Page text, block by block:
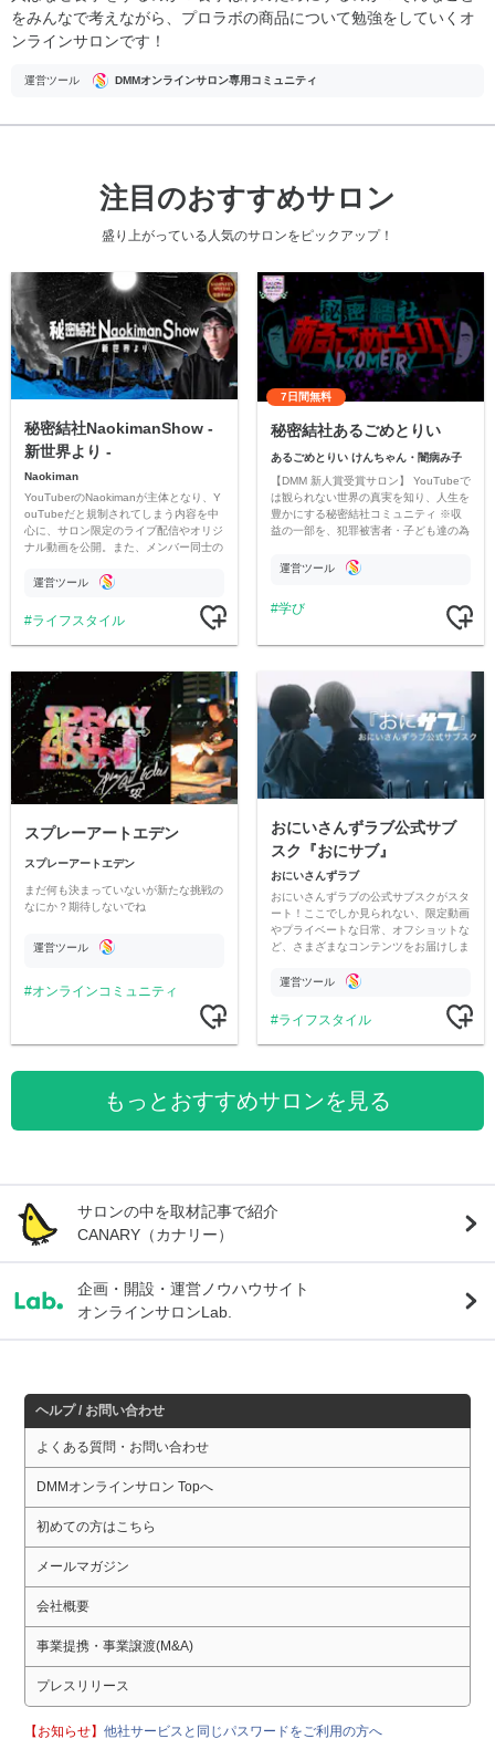
をみんなで考えながら、プロラボの商品について勉強をしていくオ
ンラインサロンです！
運営ツール DMMオンラインサロン専用コミュニティ
注目のおすすめサロン
盛り上がっている人気のサロンをピックアップ！
秘密結社NaokimanShow -
新世界より -
Naokiman
YouTuberのNaokimanが主体となり、Y
ouTubeだと規制されてしまう内容を中
心に、サロン限定のライブ配信やオリジ
ナル動画を公開。また、メンバー同士の
ただいています。
運営ツール
ライフスタイル
7日間無料
秘密結社あるごめとりい
あるごめとりい けんちゃん・闇病み子
【DMM 新人賞受賞サロン】 YouTubeで
は観られない世界の真実を知り、人生を
豊かにする秘密結社コミュニティ ※収
益の一部を、犯罪被害者・子ども達の為
す運営ツール
学び
スプレーアートエデン
スプレーアートエデン
まだ何も決まっていないが新たな挑戦の
なにか？期待しないでね
運営ツール
オンラインコミュニティ
おにいさんずラブ公式サブ
スク『おにサブ』
おにいさんずラブ
おにいさんずラブの公式サブスクがスタ
ート！ここでしか見られない、限定動画
やプライベートな日常、オフショットな
ど、さまざまなコンテンツをお届けしま
運営ツール
ライフスタイル
もっとおすすめサロンを見る
サロンの中を取材記事で紹介
CANARY（カナリー）
企画・開設・運営ノウハウサイト
オンラインサロンLab.
ヘルプ / お問い合わせ
よくある質問・お問い合わせ
DMMオンラインサロン Topへ
初めての方はこちら
メールマガジン
会社概要
事業提携・事業譲渡(M&A)
プレスリリース
【お知らせ】他社サービスと同じパスワードをご利用の方へ